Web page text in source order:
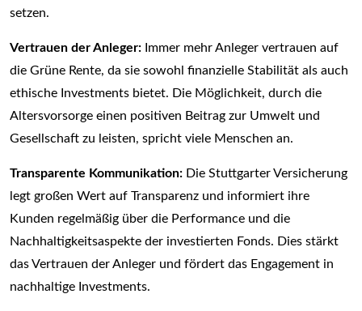
setzen.
Vertrauen der Anleger: Immer mehr Anleger vertrauen auf
die Grüne Rente, da sie sowohl finanzielle Stabilität als auch
ethische Investments bietet. Die Möglichkeit, durch die
Altersvorsorge einen positiven Beitrag zur Umwelt und
Gesellschaft zu leisten, spricht viele Menschen an.
Transparente Kommunikation: Die Stuttgarter Versicherung
legt großen Wert auf Transparenz und informiert ihre
Kunden regelmäßig über die Performance und die
Nachhaltigkeitsaspekte der investierten Fonds. Dies stärkt
das Vertrauen der Anleger und fördert das Engagement in
nachhaltige Investments.